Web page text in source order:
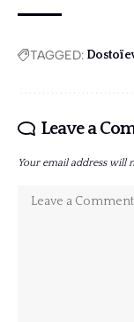
TAGGED:
Leave a
Your email address will